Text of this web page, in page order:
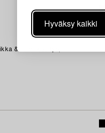
Hyväksy kaikki
& taidekäsityö,